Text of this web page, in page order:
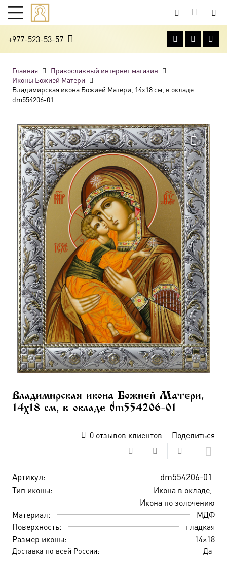
+977-523-53-57
Главная
Православный интернет магазин
Иконы Божией Матери
Владимирская икона Божией Матери, 14х18 см, в окладе
dm554206-01
Владимирская икона Божией Матери,
14х18 см, в окладе dm554206-01
0отзывов клиентов Поделиться
Артикул: dm554206-01
Тип иконы:
Икона в окладе
Икона по золочению
Материал:
МДФ
Поверхность:
гладкая
Размер иконы:
14×18
Доставка по всей России: Да